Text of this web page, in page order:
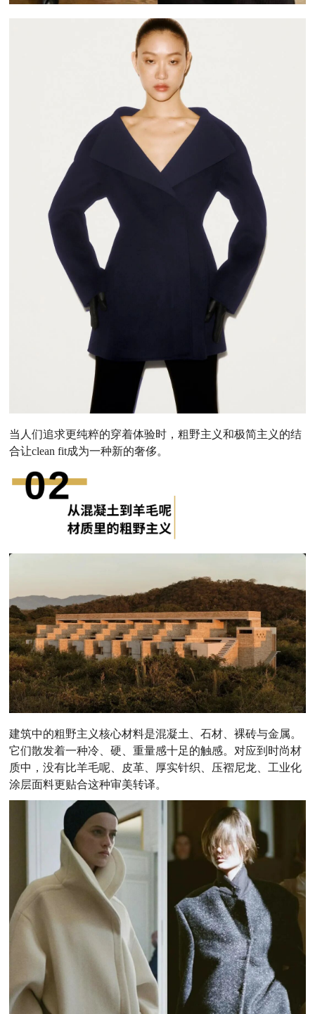
当人们追求更纯粹的穿着体验时，粗野主义和极简主义的结
合让clean fit成为一种新的奢侈。
建筑中的粗野主义核心材料是混凝土、石材、裸砖与金属。
它们散发着一种冷、硬、重量感十足的触感。对应到时尚材
质中，没有比羊毛呢、皮革、厚实针织、压褶尼龙、工业化
涂层面料更贴合这种审美转译。